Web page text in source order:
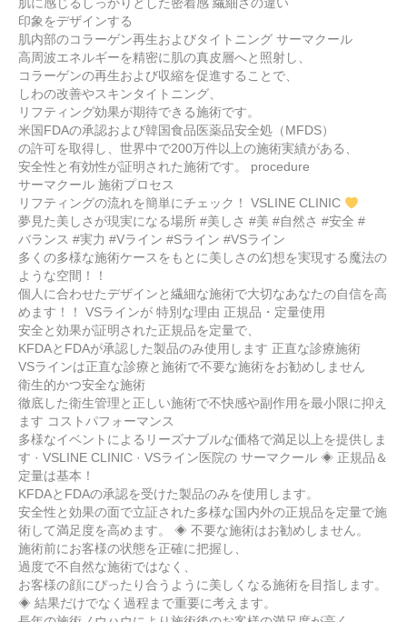
印象をデザインする
肌内部のコラーゲン再生およびタイトニング サーマクール
高周波エネルギーを精密に肌の真皮層へと照射し、
コラーゲンの再生および収縮を促進することで、
しわの改善やスキンタイトニング、
リフティング効果が期待できる施術です。
米国FDAの承認および韓国食品医薬品安全処（MFDS）
の許可を取得し、世界中で200万件以上の施術実績がある、
安全性と有効性が証明された施術です。 procedure
サーマクール 施術プロセス
リフティングの流れを簡単にチェック！ VSLINE CLINIC
夢見た美しさが現実になる場所 #美しさ #美 #自然さ #安全 #
バランス #実力 #Vライン #Sライン #VSライン
多くの多様な施術ケースをもとに美しさの幻想を実現する魔法の
ような空間！！
個人に合わせたデザインと繊細な施術で大切なあなたの自信を高
めます！！ VSラインが 特別な理由 正規品・定量使用
安全と効果が証明された正規品を定量で、
KFDAとFDAが承認した製品のみ使用します 正直な診療施術
VSラインは正直な診療と施術で不要な施術をお勧めしません
衛生的かつ安全な施術
徹底した衛生管理と正しい施術で不快感や副作用を最小限に抑え
ます コストパフォーマンス
多様なイベントによるリーズナブルな価格で満足以上を提供しま
す · VSLINE CLINIC · VSライン医院の サーマクール ◈ 正規品＆
定量は基本！
KFDAとFDAの承認を受けた製品のみを使用します。
安全性と効果の面で立証された多様な国内外の正規品を定量で施
術して満足度を高めます。 ◈ 不要な施術はお勧めしません。
施術前にお客様の状態を正確に把握し、
過度で不自然な施術ではなく、
お客様の顔にぴったり合うように美しくなる施術を目指します。
◈ 結果だけでなく過程まで重要に考えます。